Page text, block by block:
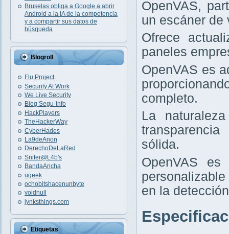
Bruselas obliga a Google a abrir
Android a la IA de la competencia
y a compartir sus datos de
búsqueda
Blogroll
Flu Project
Security At Work
We Live Security
Blog Segu-Info
HackPlayers
TheHackerWay
CyberHades
La9deAnon
DerechoDeLaRed
Snifer@L4b's
BandaAncha
ugeek
ochobitshacenunbyte
voidnull
lynksthings.com
Etiquetas
OpenVAS,
un escáner de
Ofrece
paneles
OpenVAS es
completo.
La
sólida.
OpenVAS
en la